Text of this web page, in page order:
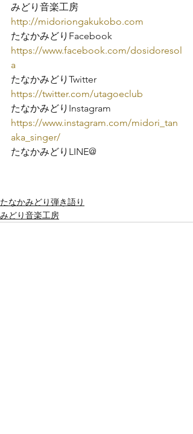
http://midoriongakukobo.com
https://www.facebook.com/dosidoresol
a
https://twitter.com/utagoeclub
https://www.instagram.com/midori_tan
aka_singer/
たなかみどり弾き語り
みどり音楽工房